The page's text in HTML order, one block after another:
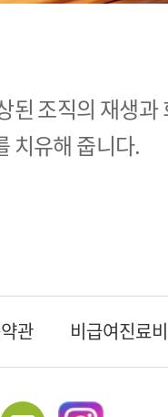
된 조직의 재생
치유해 줍니다.
관 비급여진료